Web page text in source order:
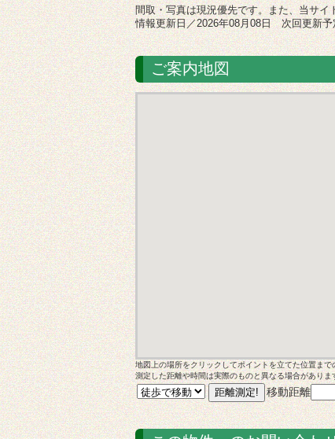
間取・写真は現況優先です。また、当サ
情報更新日／2026年08月08日 次回更新予
ご案内地図
地図上の場所をクリックしてポイントを立てた位置ま
測定した距離や時間は実際のものと異なる場合があり
移動距離